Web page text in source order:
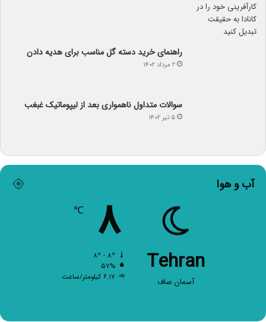
راهنمای خرید دسته گل مناسب برای هدیه دادن
۲ مرداد ۱۴۰۲
سوالات متداول ناهمواری بعد از لیپوماتیک غبغب
۵ تیر ۱۴۰۲
آب و هوا
Tehran
آسمان صاف
۸ ℃
۵۷%
۶.۱۷ کیلومتر/ساعت